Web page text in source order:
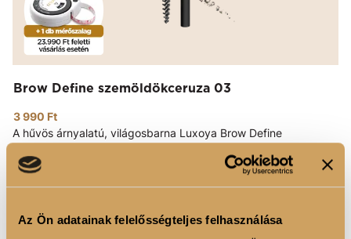
Az Ön adatainak felelősségteljes felhasználása
Brow Define szemöldökceruza 03
3 990 Ft
A hűvös árnyalatú, világosbarna Luxoya Brow Define
biztosít, így szemöldökeid mindig rendezette...Tovább